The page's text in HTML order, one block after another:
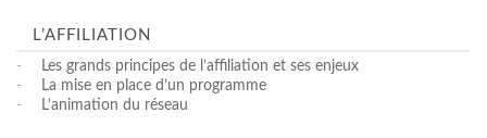
L’AFFILIATION
-
Les grands principes de l’affiliation et ses enjeux
-
La mise en place d’un programme
-
L’animation du réseau